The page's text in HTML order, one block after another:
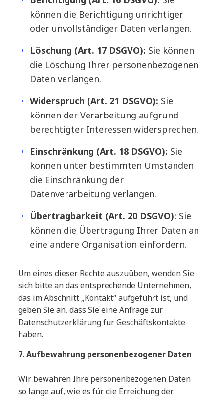
können die Berichtigung unrichtiger
oder unvollständiger Daten verlangen.
Löschung (Art. 17 DSGVO): Sie können
die Löschung Ihrer personenbezogenen
Daten verlangen.
Widerspruch (Art. 21 DSGVO): Sie
können der Verarbeitung aufgrund
berechtigter Interessen widersprechen.
Einschränkung (Art. 18 DSGVO): Sie
können unter bestimmten Umständen
die Einschränkung der
Datenverarbeitung verlangen.
Übertragbarkeit (Art. 20 DSGVO): Sie
können die Übertragung Ihrer Daten an
eine andere Organisation einfordern.
Um eines dieser Rechte auszuüben, wenden Sie
sich bitte an das entsprechende Unternehmen,
das im Abschnitt „Kontakt“ aufgeführt ist, und
geben Sie an, dass Sie eine Anfrage zur
Datenschutzerklärung für Geschäftskontakte
haben.
7. Aufbewahrung personenbezogener Daten
Wir bewahren Ihre personenbezogenen Daten
so lange auf, wie es für die Erreichung der